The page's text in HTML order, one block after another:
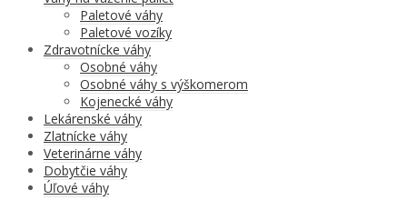
Paletové váhy
Paletové vozíky
Zdravotnícke váhy
Osobné váhy
Osobné váhy s výškomerom
Kojenecké váhy
Lekárenské váhy
Zlatnícke váhy
Veterinárne váhy
Dobytčie váhy
Úľové váhy